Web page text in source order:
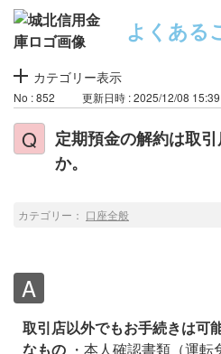
よくある
カテゴリー表示
No : 852 更新日時 : 2025/12/08 15:39
定期預金の解約は取
か。
カテゴリー： 口座全般
取引店以外でもお手続きは可
なもの ・本人確認書類（運